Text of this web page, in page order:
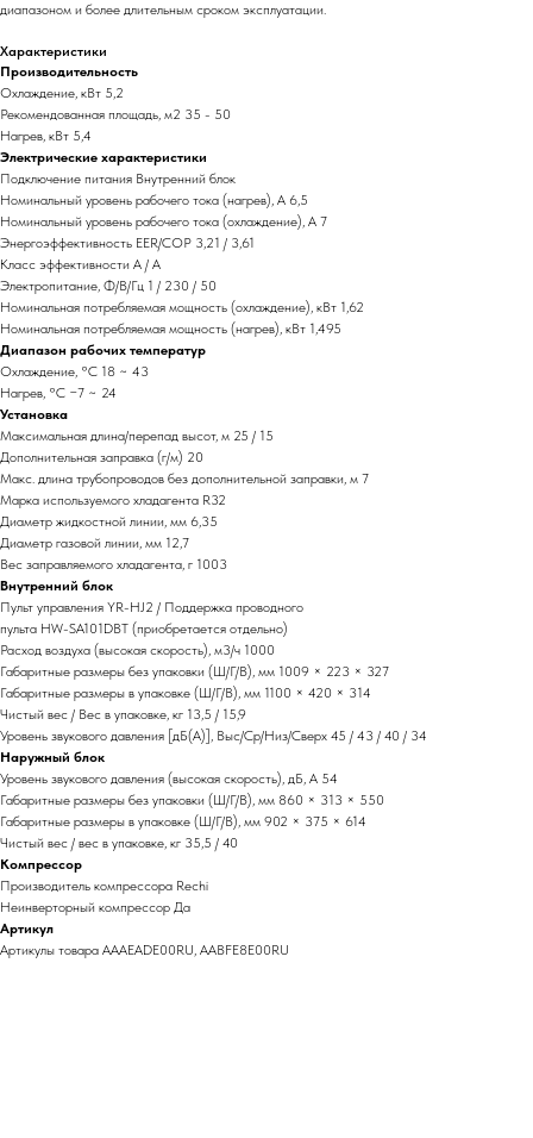
диапазоном и более длительным сроком эксплуатации.
Характеристики
Производительность
Охлаждение, кВт 5,2
Рекомендованная площадь, м2 35 - 50
Нагрев, кВт 5,4
Электрические характеристики
Подключение питания Внутренний блок
Номинальный уровень рабочего тока (нагрев), А 6,5
Номинальный уровень рабочего тока (охлаждение), А 7
Энергоэффективность EER/COP 3,21 / 3,61
Класс эффективности A / A
Электропитание, Ф/В/Гц 1 / 230 / 50
Номинальная потребляемая мощность (охлаждение), кВт 1,62
Номинальная потребляемая мощность (нагрев), кВт 1,495
Диапазон рабочих температур
Охлаждение, °С 18 ~ 43
Нагрев, °С −7 ~ 24
Установка
Максимальная длина/перепад высот, м 25 / 15
Дополнительная заправка (г/м) 20
Макс. длина трубопроводов без дополнительной заправки, м 7
Марка используемого хладагента R32
Диаметр жидкостной линии, мм 6,35
Диаметр газовой линии, мм 12,7
Вес заправляемого хладагента, г 1003
Внутренний блок
Пульт управления YR-HJ2 / Поддержка проводного
пульта HW-SA101DBT (приобретается отдельно)
Расход воздуха (высокая скорость), м3/ч 1000
Габаритные размеры без упаковки (Ш/Г/В), мм 1009 × 223 × 327
Габаритные размеры в упаковке (Ш/Г/В), мм 1100 × 420 × 314
Чистый вес / Вес в упаковке, кг 13,5 / 15,9
Уровень звукового давления [дБ(А)], Выс/Ср/Низ/Сверх 45 / 43 / 40 / 34
Наружный блок
Уровень звукового давления (высокая скорость), дБ, А 54
Габаритные размеры без упаковки (Ш/Г/В), мм 860 × 313 × 550
Габаритные размеры в упаковке (Ш/Г/В), мм 902 × 375 × 614
Чистый вес / вес в упаковке, кг 35,5 / 40
Компрессор
Производитель компрессора Rechi
Неинверторный компрессор Да
Артикул
Артикулы товара AAAEADE00RU, AABFE8E00RU